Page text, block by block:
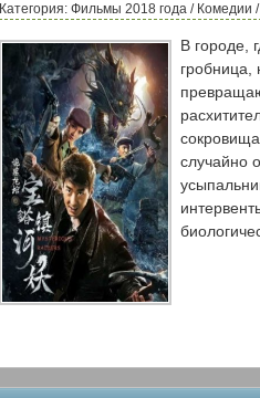
Категория: Фильмы 2018 года / Комедии
В городе,
гробница,
случайно